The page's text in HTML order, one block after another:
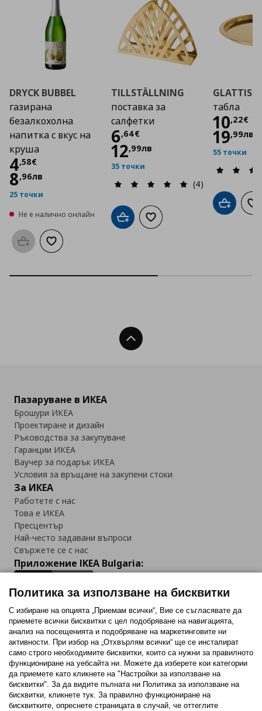
DRYCK BUBBEL
газирана
безалкохолна
напитка с вкус на
круша
4,58€
Цена
8,96лв
25 точки
Не е налично онлайн
Προσθήκη στο καλάθι
Добави към списъка с любими
TILLSTÄLLNING
поставка за
салфетки
6,64€
Цена
12,99лв
35 точки
(4)
Добави в кошницата
Добави към списъка с
GLATTIS
табла
10,22€
Цена
19,99лв
55 точки
Добави
Нагоре
Пазаруване в ИКЕА
Брошури ИКЕА
Проектиране и дизайн
Ръководства за закупуване
Гаранции ИКЕА
Ваучер за подарък ИКЕА
Условия за връщане на закупени стоки
За ИКЕА
Работете с нас
Това е ИКЕА
Пресцентър
Най-често задавани въпроси
Свържете се с нас
Приложение IKEA Bulgaria:
Последвайте ни:
FacebookTwitterYoutubePinterestInstagram
Политика за използване на бисквитки
С избиране на опцията „Приемам всички“, Вие се съгласявате да
приемете всички бисквитки с цел подобряване на навигацията,
анализ на посещенията и подобряване на маркетинговите ни
активности. При избор на „Отхвърлям всички“ ще се инсталират
само строго необходимитe бисквитки, които са нужни за правилното
функциониране на уебсайта ни. Можете да изберете кои категории
да приемете като кликнете на "Настройки за използване на
бисквитки". За да видите пълната ни Политика за използване на
бисквитки, кликнете тук. За правилно функциониране на
бисквитките, опреснете страницата в случай, че оттеглите